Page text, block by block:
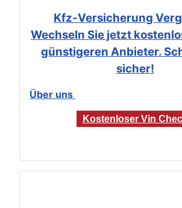
Kfz-Versicherung
Wechseln Sie jetzt
günstigeren Anbieter.
sicher!
Über uns
Kostenloser Vin